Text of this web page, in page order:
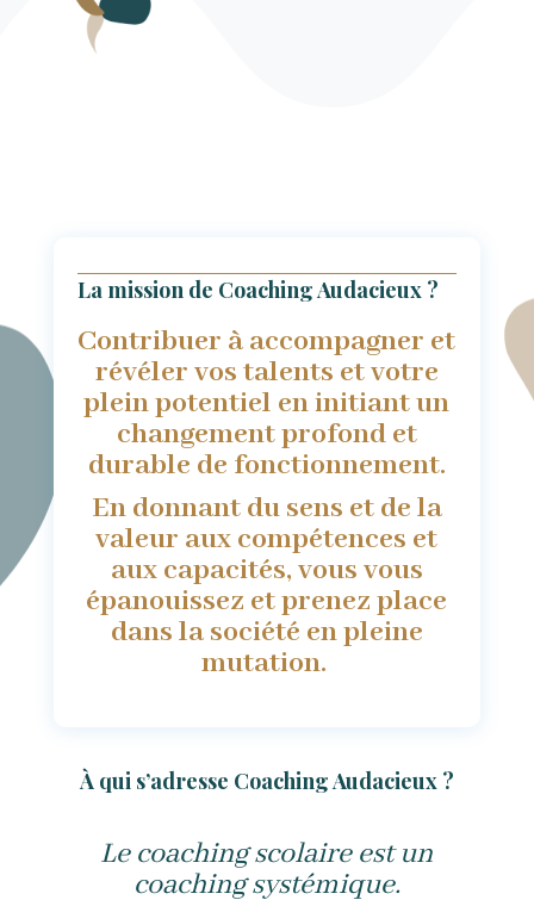
La mission de Coaching Audacieux ?
Contribuer à accompagner et
révéler vos talents et votre
plein potentiel en initiant un
changement profond et
durable de fonctionnement.
En donnant du sens et de la
valeur aux compétences et
aux capacités, vous vous
épanouissez et prenez place
dans la société en pleine
mutation.
À qui s’adresse Coaching Audacieux ?
Le coaching scolaire est un
coaching systémique.